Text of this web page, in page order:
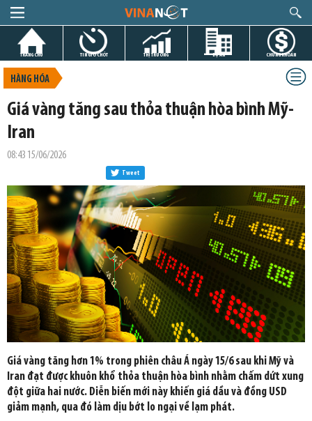
TRANG CHỦ TIN GIỜ CHÓT THỊ TRƯỜNG DỰ ÁN CHỨNG KHOÁN
HÀNG HÓA
Giá vàng tăng sau thỏa thuận hòa bình Mỹ-
Iran
08:43 15/06/2026
Tweet
Giá vàng tăng hơn 1% trong phiên châu Á ngày 15/6 sau khi Mỹ và
Iran đạt được khuôn khổ thỏa thuận hòa bình nhằm chấm dứt xung
đột giữa hai nước. Diễn biến mới này khiến giá dầu và đồng USD
giảm mạnh, qua đó làm dịu bớt lo ngại về lạm phát.